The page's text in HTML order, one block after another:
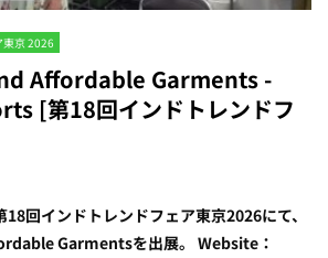
京 2026
Affordable Garments -
[第18回インドトレンドフ
回インドトレンドフェア東京2026にて、
Garmentsを出展。 Website：